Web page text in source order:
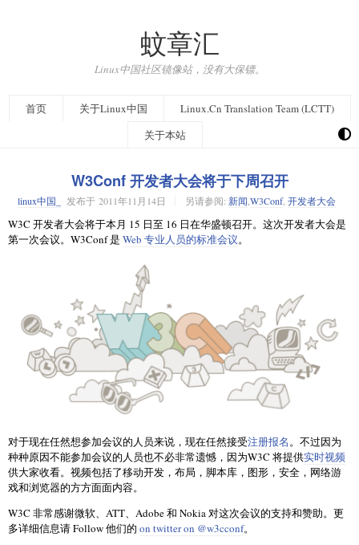
蚊章汇
Linux中国社区镜像站，没有大保镖。
首页 关于Linux中国
Linux.Cn Translation Team (LCTT)
关于本站
W3Conf 开发者大会将于下周召开
linux中国_ 发布于 2011年11月14日 另请参阅: 新闻 W3Conf, 开发者大会
W3C 开发者大会将于本月 15 日至 16 日在华盛顿召开。这次开发者大会是
第一次会议。W3Conf 是 Web 专业人员的标准会议。
对于现在任然想参加会议的人员来说，现在任然接受注册报名。不过因为
种种原因不能参加会议的人员也不必非常遗憾，因为W3C 将提供实时视频
供大家收看。视频包括了移动开发，布局，脚本库，图形，安全，网络游
戏和浏览器的方方面面内容。
W3C 非常感谢微软、ATT、Adobe 和 Nokia 对这次会议的支持和赞助。更
多详细信息请 Follow 他们的 on twitter on @w3cconf。